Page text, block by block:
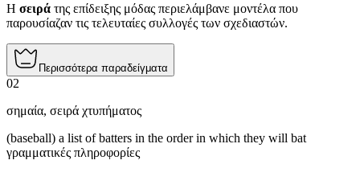
Η σειρά της επίδειξης μόδας περιελάμβανε μοντέλα που
παρουσίαζαν τις τελευταίες συλλογές των σχεδιαστών.
Περισσότερα παραδείγματα
02
σημαία, σειρά χτυπήματος
(baseball) a list of batters in the order in which they will bat
γραμματικές πληροφορίες